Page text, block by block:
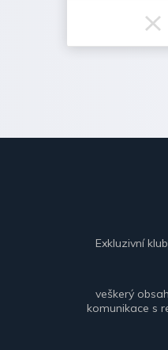
Exkluzivní
veškerý
komunikace s